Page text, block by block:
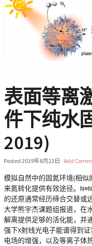
表面等离
件下纯水
2019)
Posted 2019年8月22日 · Add
模拟自然中的固氮环境(相
来氮转化提供有效途径。
的还原通常经历缔合交替或
大学熊宇杰课题组报道，在
解离提供足够的活化能，并
强下X射线光电子能谱得到
电场的增强，以及等离子体